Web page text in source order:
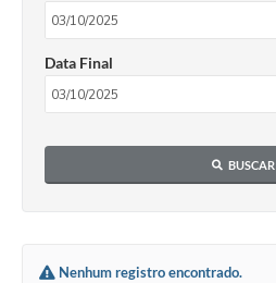
Data Final
BUSCAR
Nenhum registro encontrado.